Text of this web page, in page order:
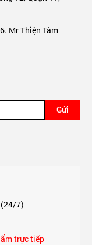
Mr Thiện Tâm
Gửi
7)
trực tiếp